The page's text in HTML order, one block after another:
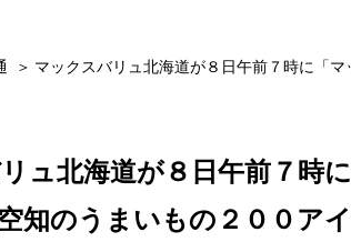
マックスバリュ北海道が８日午前７時に「
ュ北海道が８日午前７時
知のうまいもの２００ア